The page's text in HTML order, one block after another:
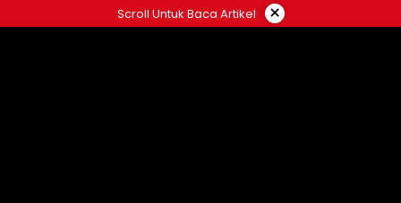
ke
Scroll Untuk Baca Artikel ×